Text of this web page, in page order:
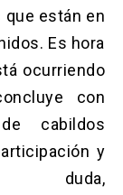
que están en
Es hora
ocurriendo
con
cabildos
y
duda,